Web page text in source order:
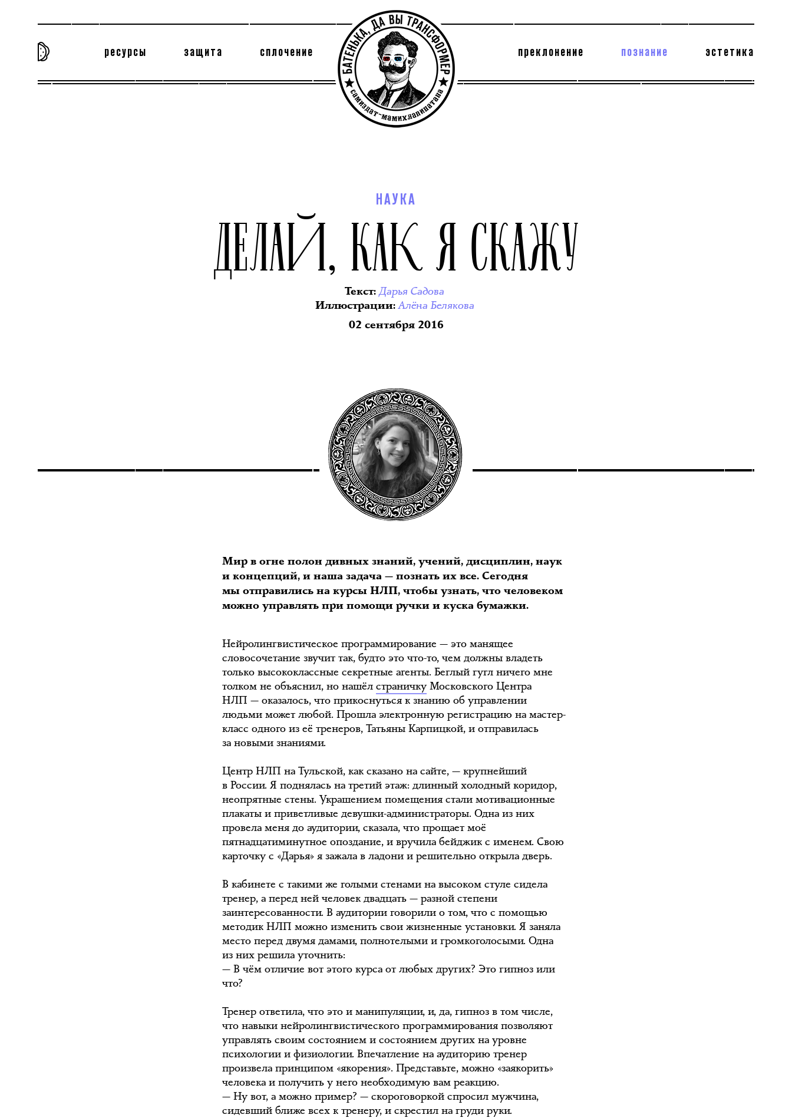
ресурсы защита сплочение преклонение познание эстетика
НАУКА
ДЕЛАЙ, КАК Я СКАЖУ
Текст:Дарья Садова
Иллюстрации:Алёна Белякова
02 сентября 2016
Мир в огне полон дивных знаний, учений, дисциплин, наук
и концепций, и наша задача — познать их все. Сегодня
мы отправились на курсы НЛП, чтобы узнать, что человеком
можно управлять при помощи ручки и куска бумажки.
Нейролингвистическое программирование — это манящее
словосочетание звучит так, будто это что-то, чем должны владеть
только высококлассные секретные агенты. Беглый гугл ничего мне
толком не объяснил, но нашёлстраничку Московского Центра
НЛП — оказалось, что прикоснуться к знанию об управлении
людьми может любой. Прошла электронную регистрацию на мастер-
класс одного из её тренеров, Татьяны Карпицкой, и отправилась
за новыми знаниями.
Центр НЛП на Тульской, как сказано на сайте, — крупнейший
в России. Я поднялась на третий этаж: длинный холодный коридор,
неопрятные стены. Украшением помещения стали мотивационные
плакаты и приветливые девушки-администраторы. Одна из них
провела меня до аудитории, сказала, что прощает моё
пятнадцатиминутное опоздание, и вручила бейджик с именем. Свою
карточку с «Дарья» я зажала в ладони и решительно открыла дверь.
В кабинете с такими же голыми стенами на высоком стуле сидела
тренер, а перед ней человек двадцать — разной степени
заинтересованности. В аудитории говорили о том, что с помощью
методик НЛП можно изменить свои жизненные установки. Я заняла
место перед двумя дамами, полнотелыми и громкоголосыми. Одна
из них решила уточнить:
— В чём отличие вот этого курса от любых других? Это гипноз или
что?
Тренер ответила, что это и манипуляции, и, да, гипноз в том числе,
что навыки нейролингвистического программирования позволяют
управлять своим состоянием и состоянием других на уровне
психологии и физиологии. Впечатление на аудиторию тренер
произвела принципом «якорения». Представьте, можно «заякорить»
человека и получить у него необходимую вам реакцию.
— Ну вот, а можно пример? — скороговоркой спросил мужчина,
сидевший ближе всех к тренеру, и скрестил на груди руки.